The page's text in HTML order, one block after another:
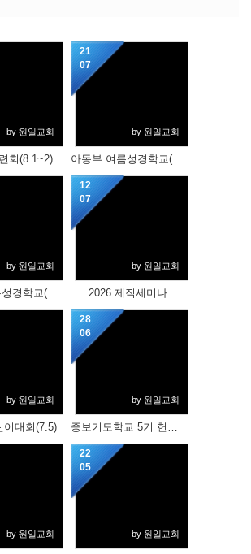
by 원일교회
회(8.1~2)
21
07
by 원일교회
아동부 여름성경학교(7.18, 19)
by 원일교회
유치부 여름성경학교(7.12, 19)
12
07
by 원일교회
2026 제직세미나
by 원일교회
이대회(7.5)
28
06
by 원일교회
중보기도학교 5기 헌신서약식(6.28)
by 원일교회
22
05
by 원일교회